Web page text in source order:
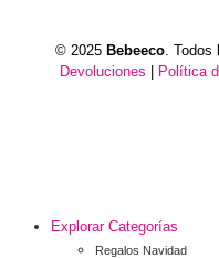
© 2025 Bebeeco .
Devoluciones | Política
Explorar Categorías
Regalos Navidad